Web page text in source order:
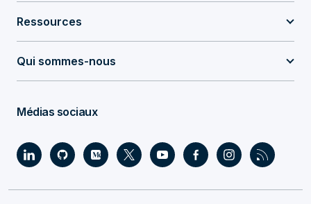
Ressources
Qui sommes-nous
Médias sociaux